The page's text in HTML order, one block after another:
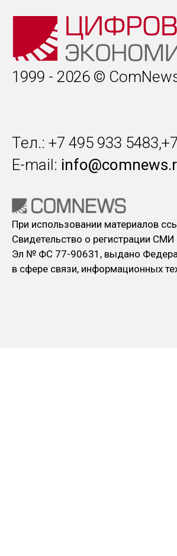
1999 - 2026 ©
Тел.: +7 495 933
E-mail:
При использовании материалов
Свидетельство о регистрации
Эл № ФC 77-90631, выдано
в сфере связи, информационных